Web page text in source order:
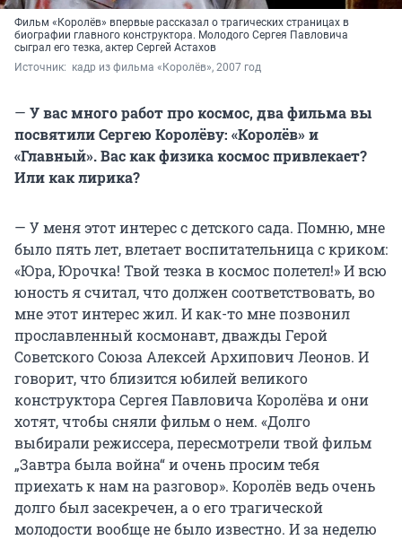
Фильм «Королёв» впервые рассказал о трагических страницах в
биографии главного конструктора. Молодого Сергея Павловича
сыграл его тезка, актер Сергей Астахов
Источник: кадр из фильма «Королёв», 2007 год
— У вас много работ про космос, два фильма вы
посвятили Сергею Королёву: «Королёв» и
«Главный». Вас как физика космос привлекает?
Или как лирика?
— У меня этот интерес с детского сада. Помню, мне
было пять лет, влетает воспитательница с криком:
«Юра, Юрочка! Твой тезка в космос полетел!» И всю
юность я считал, что должен соответствовать, во
мне этот интерес жил. И как-то мне позвонил
прославленный космонавт, дважды Герой
Советского Союза Алексей Архипович Леонов. И
говорит, что близится юбилей великого
конструктора Сергея Павловича Королёва и они
хотят, чтобы сняли фильм о нем. «Долго
выбирали режиссера, пересмотрели твой фильм
„Завтра была война“ и очень просим тебя
приехать к нам на разговор». Королёв ведь очень
долго был засекречен, а о его трагической
молодости вообще не было известно. И за неделю